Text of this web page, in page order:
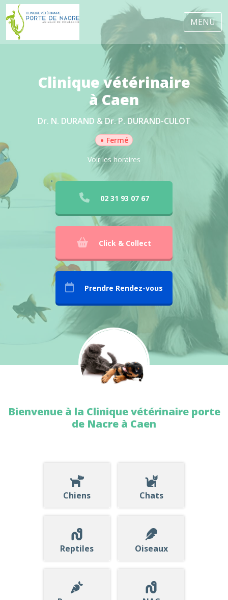
MENU
Clinique vétérinaire
à Caen
Dr. N. DURAND & Dr. P. DURAND-CULOT
• Fermé
Voir les horaires
02 31 93 07 67
Click & Collect
Prendre Rendez-vous
Bienvenue à la Clinique vétérinaire porte
de Nacre à Caen
Chiens Chats
Reptiles Oiseaux